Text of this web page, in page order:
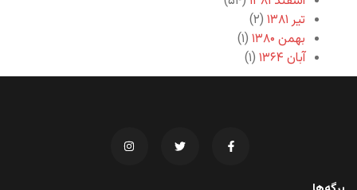
تیر ۱۳۸۱
(۲)
بهمن ۱۳۸۰
(۱)
آبان ۱۳۶۴
(۱)